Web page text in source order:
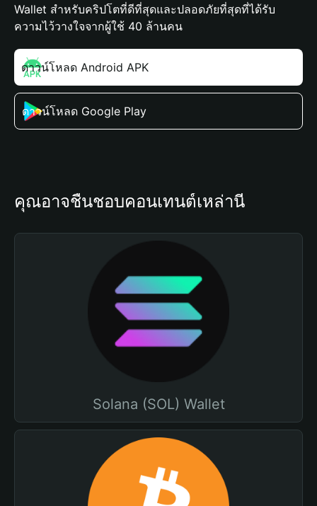
Wallet สำหรับคริปโตที่ดีที่สุดและปลอดภัยที่สุดที่ได้รับ
ความไว้วางใจจากผู้ใช้ 40 ล้านคน
ดาวน์โหลด Android APK
ดาวน์โหลด Google Play
คุณอาจชื่นชอบคอนเทนต์เหล่านี้
Solana (SOL) Wallet